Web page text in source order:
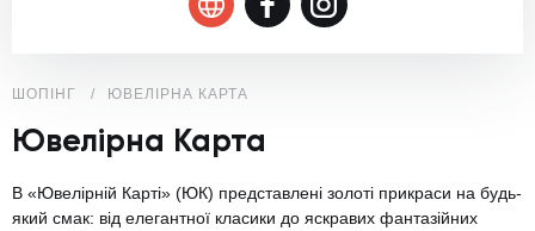
ШОПІНГ ЮВЕЛІРНА КАРТА
Ювелірна Карта
В «Ювелірній Карті» (ЮК) представлені золоті прикраси на будь-
який смак: від елегантної класики до яскравих фантазійних